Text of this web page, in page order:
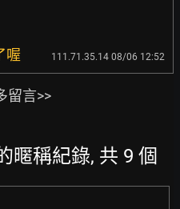
喔 111.71.35.14 08/06 12:52
留言>>
暱稱紀錄, 共 9 個